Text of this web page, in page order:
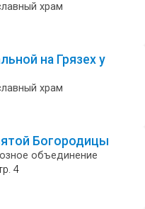
храм
на Грязех у
храм
Богородицы
объединение
4